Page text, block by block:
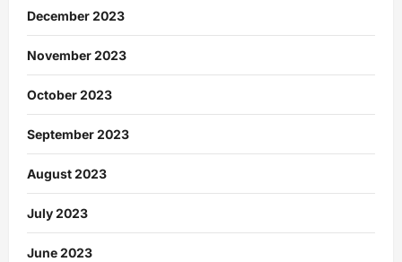
December 2023
November 2023
October 2023
September 2023
August 2023
July 2023
June 2023